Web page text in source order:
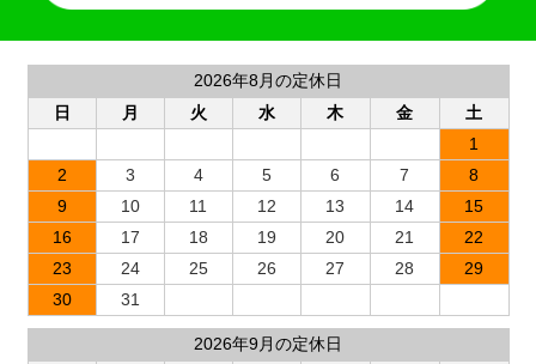
2026年8月の定休日
日
月 火 水 木 金
土
1
2
3 4 5 6 7
8
9
10 11 12 13 14
15
16
17 18 19 20 21
22
23
24 25 26 27 28
29
30
31
2026年9月の定休日